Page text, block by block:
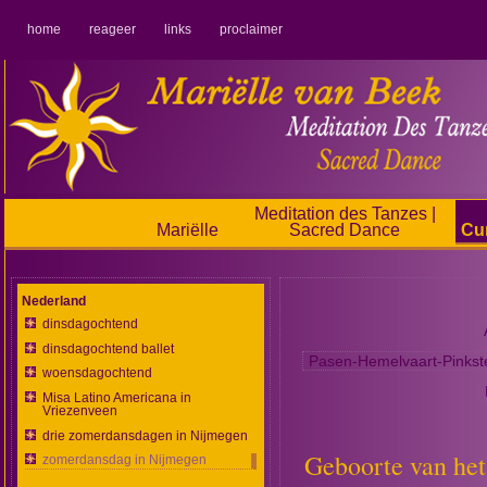
home reageer links proclaimer
Mariëlle
Meditation des Tanzes |
Sacred Dance
Nederland
dinsdagochtend
dinsdagochtend ballet
woensdagochtend
Misa Latino Americana in
Vriezenveen
drie zomerdansdagen in Nijmegen
zomerdansdag in Nijmegen
Pasen-Hemelvaart-
Geboorte van